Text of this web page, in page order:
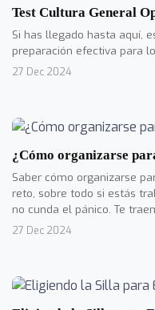
Test Cultura General
Si has llegado hasta aquí,
preparación efectiva para
27 Dec 2024
¿Cómo organizarse
Saber cómo organizarse
reto, sobre todo si estás
no cunda el pánico. Te
27 Dec 2024